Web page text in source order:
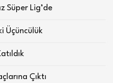
Süper Lig’de
Üçüncülük
Çıktı